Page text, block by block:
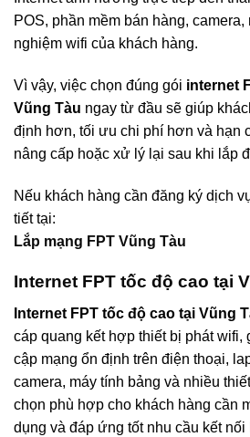
POS, phần mềm bán hàng, camera,
nghiệm wifi của khách hàng.
Vì vậy, việc chọn đúng gói internet
Vũng Tàu ngay từ đầu sẽ giúp
định hơn, tối ưu chi phí hơn và hạn
nâng cấp hoặc xử lý lại sau khi lắp
Nếu khách hàng cần đăng ký dịch
tiết tại:
Lắp mạng FPT Vũng Tàu
Internet FPT tốc độ cao tại
Internet FPT tốc độ cao tại Vũng
cáp quang kết hợp thiết bị phát
cập mạng ổn định trên điện thoại,
camera, máy tính bảng và nhiều
chọn phù hợp cho khách hàng cần
dụng và đáp ứng tốt nhu cầu kết nối